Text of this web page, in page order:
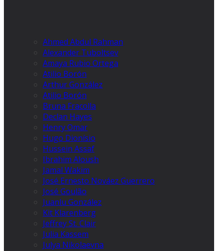
Ahmed Abdul Rahman
Alexander Tuboltsev
Amaya Rubio Ortega
Atilio Borón
Arthur González
Atilio Borón
Bruna Fracolla
Declan Hayes
Henry Omar
Hugo Dionísio
Hussein Assaf
Ibrahim Aloush
Jamal Wakim
José Ernesto Nováez Guerrero
José Goulão
Juanlu González
Kit Klarenberg
Jeffrey St. Clair
Julia Kassem
Julya Nikolaevna